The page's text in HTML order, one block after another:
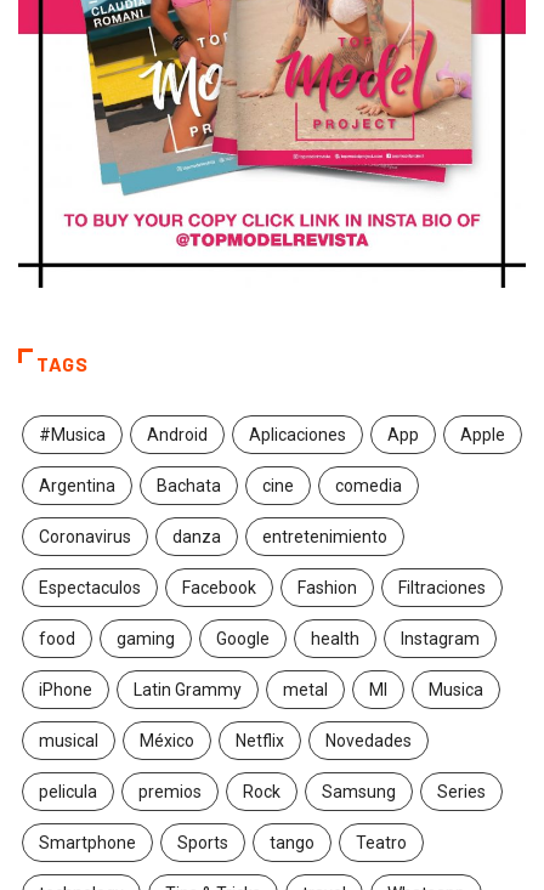
TAGS
#Musica Android Aplicaciones App Apple
Argentina Bachata cine comedia
Coronavirus danza entretenimiento
Espectaculos Facebook Fashion Filtraciones
food gaming Google health Instagram
iPhone Latin Grammy metal MI Musica
musical México Netflix Novedades
pelicula premios Rock Samsung Series
Smartphone Sports tango Teatro